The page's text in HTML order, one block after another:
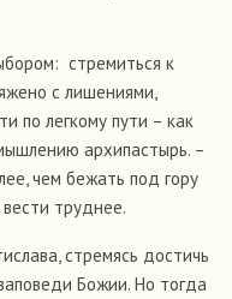
стремиться к
с лишениями,
по легкому пути – как
архипастырь. –
чем бежать под гору
труднее.
стремясь достичь
Божии. Но тогда